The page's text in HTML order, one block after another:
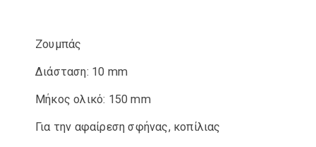
Ζουμπάς
Διάσταση: 10 mm
Μήκος ολικό: 150 mm
Για την αφαίρεση σφήνας, κοπίλιας